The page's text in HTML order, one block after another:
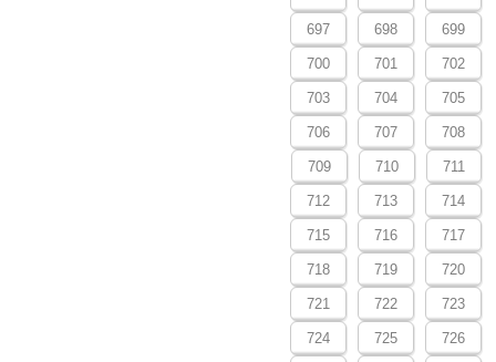
697 698 699
700 701 702
703 704 705
706 707 708
709 710 711
712 713 714
715 716 717
718 719 720
721 722 723
724 725 726